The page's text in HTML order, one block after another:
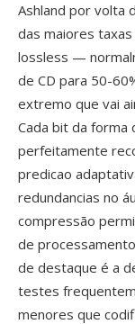
Ashland por volta
das maiores
lossless —
de CD para 50-
extremo que vai
Cada bit da forma
perfeitamente
predicao
redundancias no
compressão
de
de destaque é a
testes
menores que